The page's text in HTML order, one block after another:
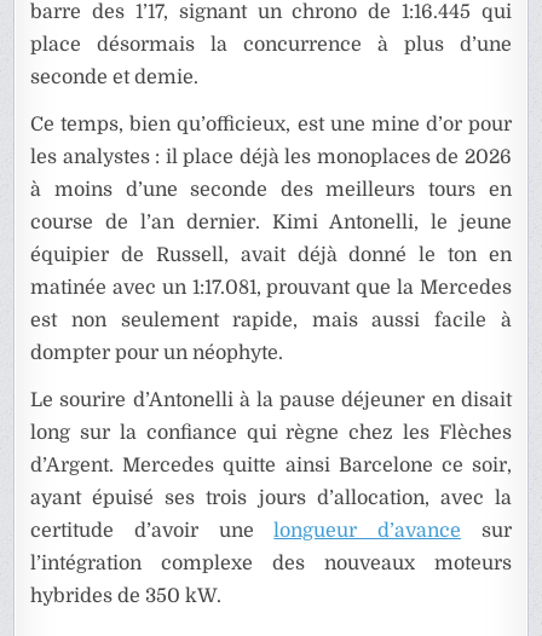
barre des 1’17, signant un chrono de 1:16.445 qui
place désormais la concurrence à plus d’une
seconde et demie.
Ce temps, bien qu’officieux, est une mine d’or pour
les analystes : il place déjà les monoplaces de 2026
à moins d’une seconde des meilleurs tours en
course de l’an dernier. Kimi Antonelli, le jeune
équipier de Russell, avait déjà donné le ton en
matinée avec un 1:17.081, prouvant que la Mercedes
est non seulement rapide, mais aussi facile à
dompter pour un néophyte.
Le sourire d’Antonelli à la pause déjeuner en disait
long sur la confiance qui règne chez les Flèches
d’Argent. Mercedes quitte ainsi Barcelone ce soir,
ayant épuisé ses trois jours d’allocation, avec la
certitude d’avoir unelongueur d’avance sur
l’intégration complexe des nouveaux moteurs
hybrides de 350 kW.